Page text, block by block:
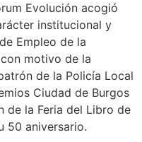
Evolución acogió
institucional y
Empleo de la
motivo de la
de la Policía Local
Ciudad de Burgos
de la Feria del Libro de
50 aniversario.